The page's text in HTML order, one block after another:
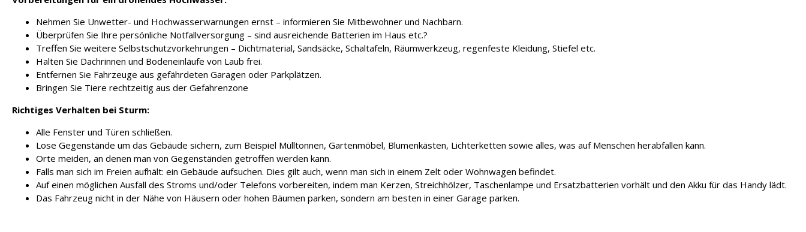
Nehmen Sie Unwetter- und Hochwasserwarnungen ernst – informieren Sie Mitbewohner und Nachbarn.
Überprüfen Sie Ihre persönliche Notfallversorgung – sind ausreichende Batterien im Haus etc.?
Treffen Sie weitere Selbstschutzvorkehrungen – Dichtmaterial, Sandsäcke, Schaltafeln, Räumwerkzeug, regenfeste Kleidung, Stiefel etc.
Halten Sie Dachrinnen und Bodeneinläufe von Laub frei.
Entfernen Sie Fahrzeuge aus gefährdeten Garagen oder Parkplätzen.
Bringen Sie Tiere rechtzeitig aus der Gefahrenzone
Richtiges Verhalten bei Sturm:
Alle Fenster und Türen schließen.
Lose Gegenstände um das Gebäude sichern, zum Beispiel Mülltonnen, Gartenmöbel, Blumenkästen, Lichterketten sowie alles, was auf Menschen herabfallen kann.
Orte meiden, an denen man von Gegenständen getroffen werden kann.
Falls man sich im Freien aufhält: ein Gebäude aufsuchen. Dies gilt auch, wenn man sich in einem Zelt oder Wohnwagen befindet.
Auf einen möglichen Ausfall des Stroms und/oder Telefons vorbereiten, indem man Kerzen, Streichhölzer, Taschenlampe und Ersatzbatterien vorhält und den Akku für das Handy lädt.
Das Fahrzeug nicht in der Nähe von Häusern oder hohen Bäumen parken, sondern am besten in einer Garage parken.